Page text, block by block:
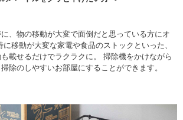
、物の移動が大変で面倒だと思っている方にオ
移動が大変な家電や食品のストックといった、
載せるだけでラクラクに。 掃除機をかけながら
除のしやすいお部屋にすることができます。